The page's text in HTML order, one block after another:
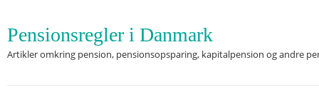
Pensionsregler i Danmark
Artikler omkring pension, pensionsopsparing, kapitalpension og andre